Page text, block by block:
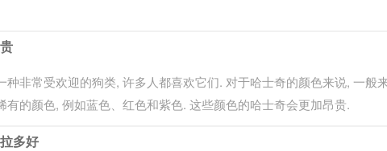
种非常受欢迎的狗类, 许多人都喜欢它们. 对于哈士奇的颜色来说, 一般
有的颜色, 例如蓝色、红色和紫色. 这些颜色的哈士奇会更加昂贵.
多好